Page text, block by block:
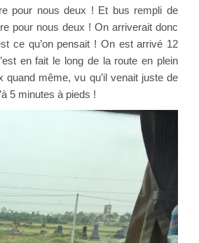
pour nous deux ! Et bus rempli de
pour nous deux ! On arriverait donc
ce qu’on pensait ! On est arrivé 12
en fait le long de la route en plein
même, vu qu’il venait juste de
5 minutes à pieds !